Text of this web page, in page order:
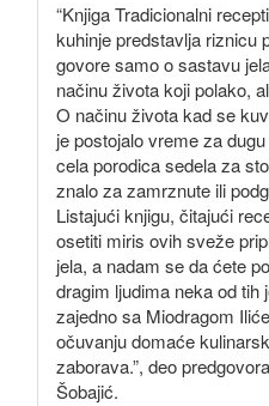
“Knjiga Tradicionalni
kuhinje predstavlja riznicu
govore samo o sastavu
načinu života koji polako,
O načinu života kad se
je postojalo vreme za
cela porodica sedela za
znalo za zamrznute ili
Listajući knjigu, čitajući
osetiti miris ovih sveže
jela, a nadam se da ćete
dragim ljudima neka od tih
zajedno sa Miodragom
očuvanju domaće
zaborava.”, deo
Šobajić.